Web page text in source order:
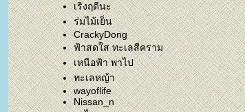
เริงฤดีนะ
ร่มไม้เย็น
CrackyDong
ฟ้าสดใส ทะเลสีคราม
เหนือฟ้า พาไป
ทะเลหญ้า
wayoflife
Nissan_n